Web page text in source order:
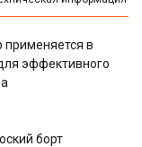
в
эффективного
борт